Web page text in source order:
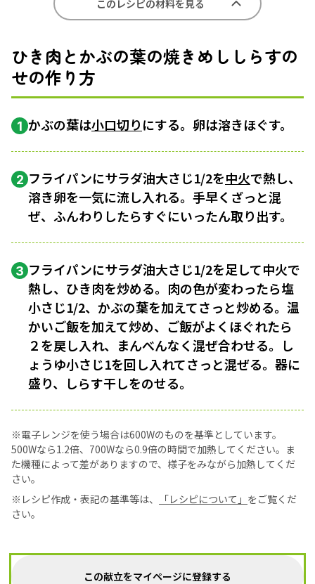
このレシピの材料を見る
ひき肉とかぶの葉の焼きめししらすの
せの作り方
1 かぶの葉は小口切りにする。卵は溶きほぐす。
2 フライパンにサラダ油大さじ1/2を中火で熱し、
溶き卵を一気に流し入れる。手早くざっと混
ぜ、ふんわりしたらすぐにいったん取り出す。
3 フライパンにサラダ油大さじ1/2を足して中火で
熱し、ひき肉を炒める。肉の色が変わったら塩
小さじ1/2、かぶの葉を加えてさっと炒める。温
かいご飯を加えて炒め、ご飯がよくほぐれたら
２を戻し入れ、まんべんなく混ぜ合わせる。し
ょうゆ小さじ1を回し入れてさっと混ぜる。器に
盛り、しらす干しをのせる。
※電子レンジを使う場合は600Wのものを基準としています。
500Wなら1.2倍、700Wなら0.9倍の時間で加熱してください。ま
た機種によって差がありますので、様子をみながら加熱してくだ
さい。
※レシピ作成・表記の基準等は、
「レシピについて」 をご覧くだ
さい。
この献立をマイページに登録する